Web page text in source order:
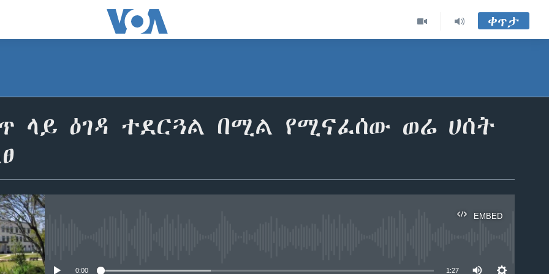
ቀጥታ
ላይ ዕገዳ ተደርጓል በሚል የሚናፈሰው ወሬ ሀሰት
EMBED
0:00 1:27